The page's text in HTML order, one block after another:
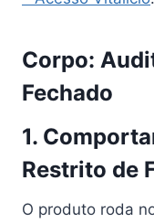
Corpo:
Fechado
1.
Restrito de
O produto roda